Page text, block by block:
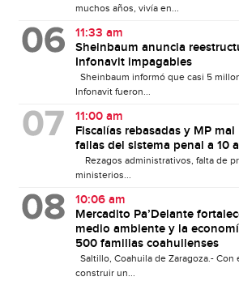
muchos años, vivía en...
11:33 am
Sheinbaum anuncia
Infonavit impagables
Sheinbaum informó que casi 5
Infonavit fueron...
11:00 am
Fiscalías rebasadas y MP
fallas del sistema penal a 10
Rezagos administrativos, falta de
ministerios...
10:06 am
Mercadito Pa’Delante
medio ambiente y la
500 familias coahuilenses
Saltillo, Coahuila de Zaragoza.-
construir un...